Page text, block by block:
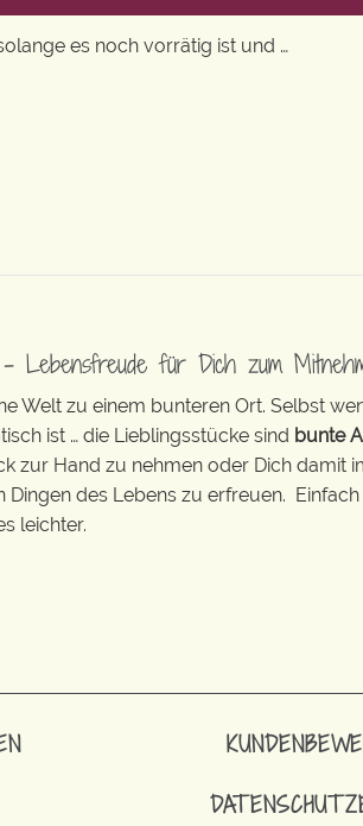
es noch vorrätig ist und …
Lebensfreude für Dich zum
Welt zu einem bunteren Ort. Selbst
ist … die Lieblingsstücke sind bunte
zur Hand zu nehmen oder Dich damit
Dingen des Lebens zu erfreuen.
leichter.